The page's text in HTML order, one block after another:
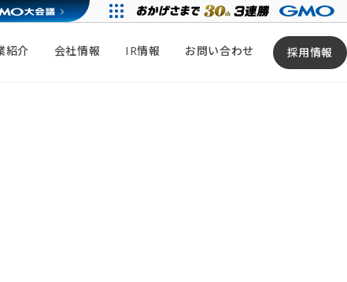
紹介 会社情報 IR情報 お問い合わせ 採用情報